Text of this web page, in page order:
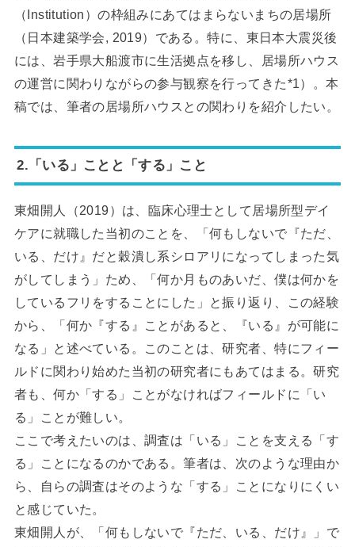
（Institution）の枠組みにあてはまらないまちの居場所
（日本建築学会, 2019）である。特に、東日本大震災後
には、岩手県大船渡市に生活拠点を移し、居場所ハウス
の運営に関わりながらの参与観察を行ってきた*1）。本
稿では、筆者の居場所ハウスとの関わりを紹介したい。
2.「いる」ことと「する」こと
東畑開人（2019）は、臨床心理士として居場所型デイ
ケアに就職した当初のことを、「何もしないで『ただ、
いる、だけ』だと穀潰し系シロアリになってしまった気
がしてしまう」ため、「何か月ものあいだ、僕は何かを
しているフリをすることにした」と振り返り、この経験
から、「何か『する』ことがあると、『いる』が可能に
なる」と述べている。このことは、研究者、特にフィー
ルドに関わり始めた当初の研究者にもあてはまる。研究
者も、何か「する」ことがなければフィールドに「い
る」ことが難しい。
ここで考えたいのは、調査は「いる」ことを支える「す
る」ことになるのかである。筆者は、次のような理由か
ら、自らの調査はそのような「する」ことになりにくい
と感じていた。
東畑開人が、「何もしないで『ただ、いる、だけ』」で